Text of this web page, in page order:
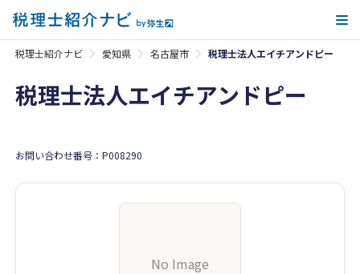
税理士紹介ナビ 愛知県 名古屋市 税理士法人エイチアンドピー
税理士法人エイチアンドピー
お問い合わせ番号：P008290
No Image